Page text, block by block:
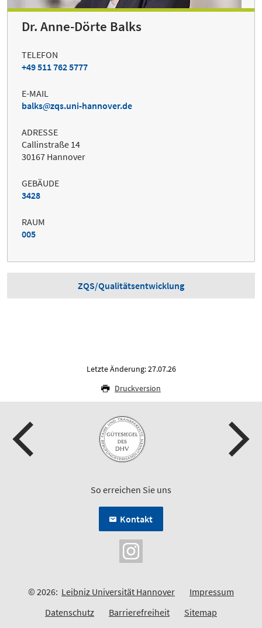
Dr. Anne-Dörte Balks
TELEFON
+49 511 762 5777
E-MAIL
balks
zqs.uni-hannover.de
ADRESSE
Callinstraße 14
30167 Hannover
GEBÄUDE
3428
RAUM
005
ZQS/Qualitätsentwicklung
Letzte Änderung: 27.07.26
Druckversion
So erreichen Sie uns
Kontakt
© 2026: Leibniz Universität Hannover
Impressum
Datenschutz
Barrierefreiheit Sitemap